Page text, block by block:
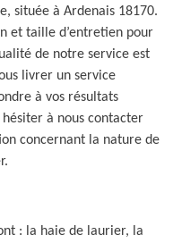
située à Ardenais 18170.
et taille d’entretien pour
de notre service est
livrer un service
à vos résultats
hésiter à nous contacter
concernant la nature de
: la haie de laurier, la